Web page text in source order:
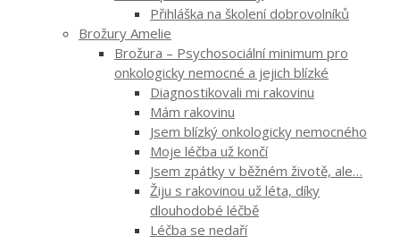
Přihláška na školení dobrovolníků
Brožury Amelie
Brožura – Psychosociální minimum pro
onkologicky nemocné a jejich blízké
Diagnostikovali mi rakovinu
Mám rakovinu
Jsem blízký onkologicky nemocného
Moje léčba už končí
Jsem zpátky v běžném životě, ale…
Žiju s rakovinou už léta, díky
dlouhodobé léčbě
Léčba se nedaří